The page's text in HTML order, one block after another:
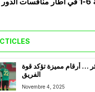
… أرقام مميزة تؤكد قوة
الفريق
Novembre 4, 2025